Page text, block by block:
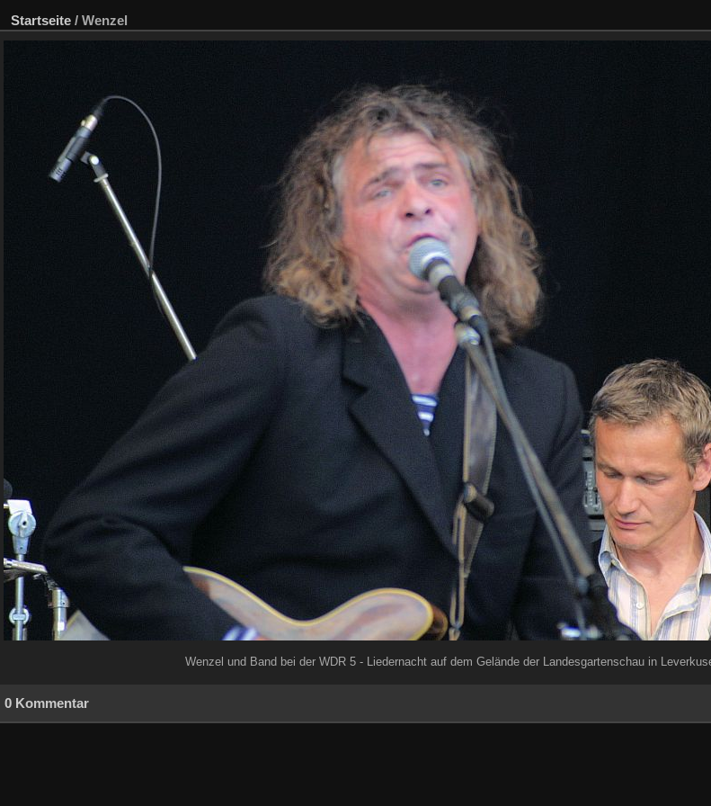
Startseite / Wenzel
Wenzel und Band bei der WDR 5 - Liedernacht auf dem Gelände der Landesgartenschau in
0 Kommentar